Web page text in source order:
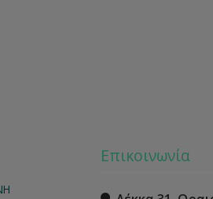
Επικοινωνία